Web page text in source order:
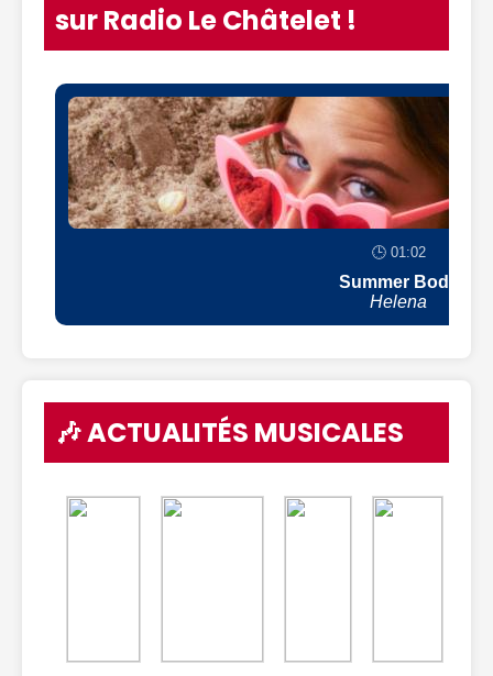
sur Radio Le Châtelet !
🕒 01:02
Summer Body
Helena
🎶 ACTUALITÉS MUSICALES